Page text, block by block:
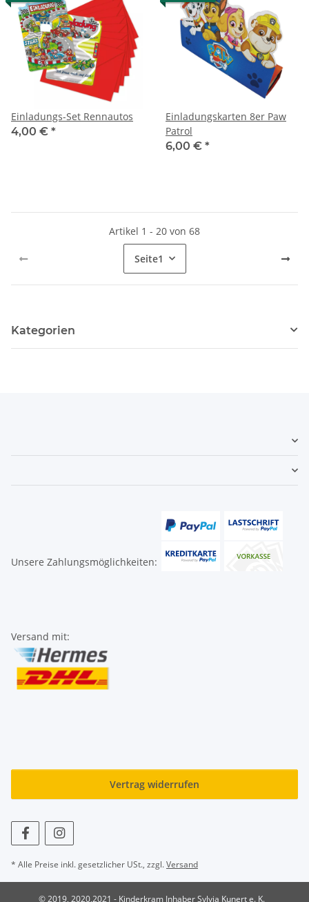
Einladungs-Set Rennautos
4,00 € *
Einladungskarten 8er Paw
Patrol
6,00 € *
Artikel 1 - 20 von 68
Seite1
Kategorien
Unsere Zahlungsmöglichkeiten:
Versand mit:
Vertrag widerrufen
* Alle Preise inkl. gesetzlicher USt., zzgl.Versand
© 2019, 2020,2021 - Kinderkram Inhaber Sylvia Kunert e. K.